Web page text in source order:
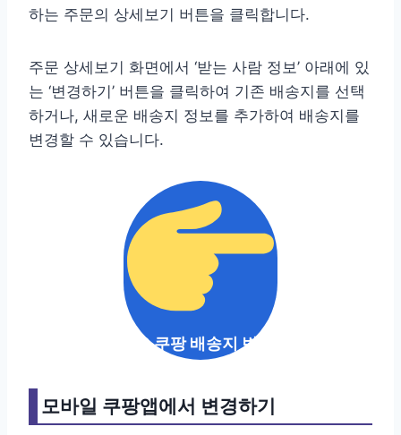
하는 주문의 상세보기 버튼을 클릭합니다.
주문 상세보기 화면에서 ‘받는 사람 정보’ 아래에 있
는 ‘변경하기’ 버튼을 클릭하여 기존 배송지를 선택
하거나, 새로운 배송지 정보를 추가하여 배송지를
변경할 수 있습니다.
PC 쿠팡 배송지 변경
모바일 쿠팡앱에서 변경하기